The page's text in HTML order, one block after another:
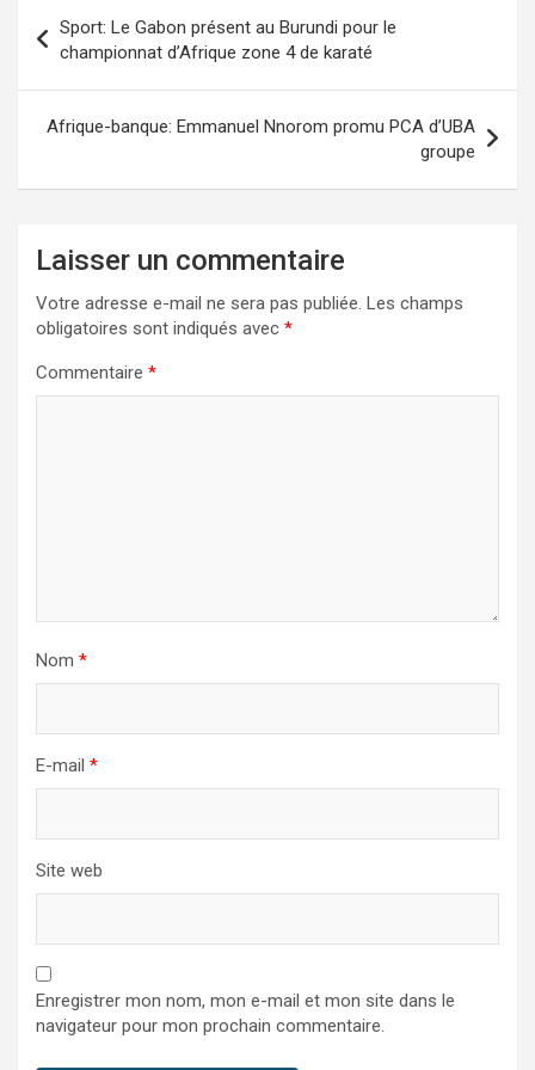
de
l’article
Sport: Le Gabon présent au Burundi pour le
championnat d’Afrique zone 4 de karaté
Afrique-banque: Emmanuel Nnorom promu PCA d’UBA
groupe
Laisser un commentaire
Votre adresse e-mail ne sera pas publiée. Les champs
obligatoires sont indiqués avec *
Commentaire *
Nom *
E-mail *
Site web
Enregistrer mon nom, mon e-mail et mon site dans le
navigateur pour mon prochain commentaire.